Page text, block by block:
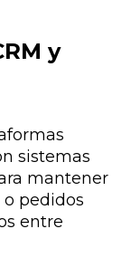
y
sistemas
mantener
pedidos
entre